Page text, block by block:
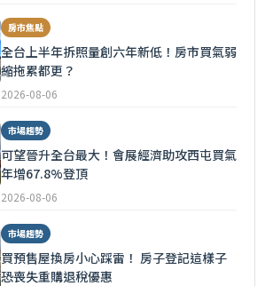
房市焦點
全台上半年拆照量創六年新低！房市買氣弱
縮拖累都更？
2026-08-06
市場趨勢
可望晉升全台最大！會展經濟助攻西屯買氣
年增67.8%登頂
2026-08-06
市場趨勢
買預售屋換房小心踩雷！ 房子登記這樣子
恐喪失重購退稅優惠